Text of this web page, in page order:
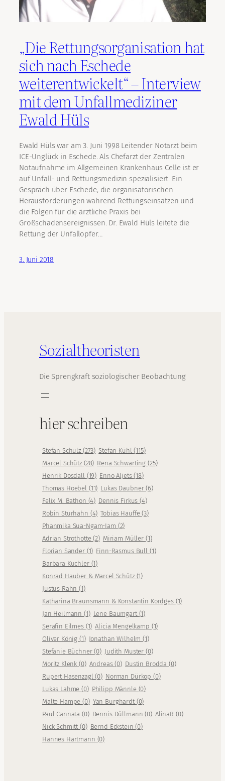
„Die Rettungsorganisation hat
sich nach Eschede
weiterentwickelt“ – Interview
mit dem Unfallmediziner
Ewald Hüls
Ewald Hüls war am 3. Juni 1998 Leitender Notarzt beim
ICE-Unglück in Eschede. Als Chefarzt der Zentralen
Notaufnahme im Allgemeinen Krankenhaus Celle ist er
auf Unfall- und Rettungsmedizin spezialisiert. Ein
Gespräch über Eschede, die organisatorischen
Herausforderungen während Rettungseinsätzen und
die Folgen für die ärztliche Praxis bei
Großschadensereignissen. Dr. Ewald Hüls leitete die
Rettung der Unfallopfer…
3. Juni 2018
Sozialtheoristen
Die Sprengkraft soziologischer Beobachtung
hier schreiben
Stefan Schulz (273) Stefan Kühl(115)
Marcel Schütz (28) Rena Schwarting (25)
Henrik Dosdall (19) Enno Aljets(18)
Thomas Hoebel (11) Lukas Daubner(6)
Felix M. Bathon (4) Dennis Firkus(4)
Robin Sturhahn (4) Tobias Hauffe(3)
Phanmika Sua-Ngam-Iam (2)
Adrian Strothotte(2) Miriam Müller (1)
Florian Sander (1) Finn-Rasmus Bull (1)
Barbara Kuchler (1)
Konrad Hauber & Marcel Schütz (1)
Justus Rahn(1)
Katharina Braunsmann & Konstantin Kordges (1)
Jan Heilmann(1) Lene Baumgart (1)
Serafin Eilmes (1) Alicia Mengelkamp (1)
Oliver König(1) Jonathan Wilhelm(1)
Stefanie Büchner(0) Judith Muster (0)
Moritz Klenk(0) Andreas(0) Dustin Brodda (0)
Rupert Hasenzagl(0) Norman Dürkop (0)
Lukas Lahme(0) Philipp Männle (0)
Malte Hampe(0) Yan Burghardt (0)
Paul Cannata(0) Dennis Düllmann(0) AlinaR (0)
Nick Schmitt(0) Bernd Eckstein(0)
Hannes Hartmann (0)